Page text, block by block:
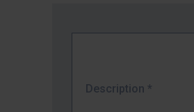
Description *